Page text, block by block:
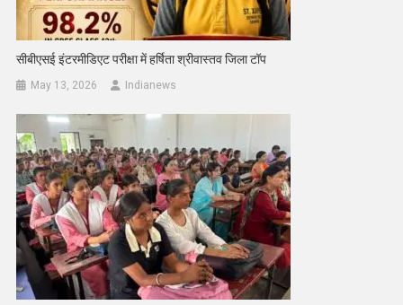
सीबीएसई इंटरमीडिएट परीक्षा में हर्षिता श्रीवास्तव जिला टॉप
May 13, 2026 Indianews